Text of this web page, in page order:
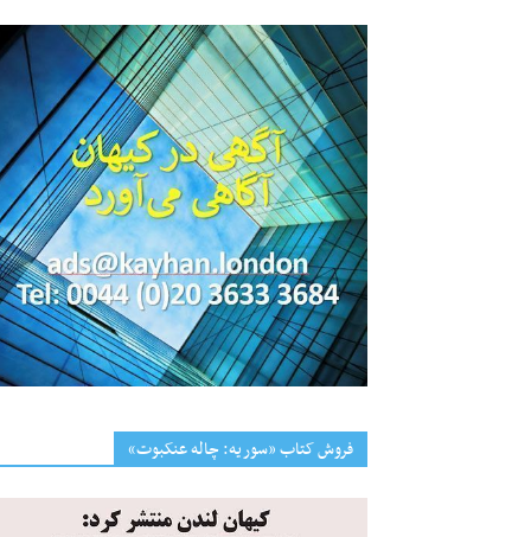
فروش کتاب «سوریه: چاله عنکبوت»